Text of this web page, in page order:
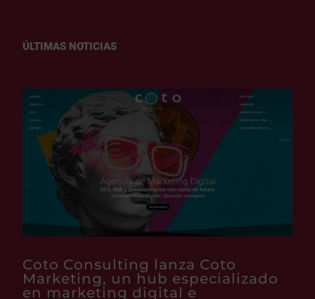
ÚLTIMAS NOTICIAS
Coto Consulting lanza Coto
Marketing, un hub especializado
en marketing digital e